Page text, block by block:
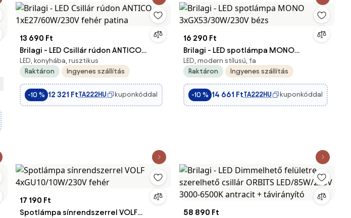
13 690 Ft
Brilagi - LED Csillár rúdon ANTICO
1xE27/60W/230V fehér patina
LED, konyhába, rusztikus
Raktáron
Ingyenes szállítás
-10 % 12 321 FtTA222HU kuponkóddal
16 290 Ft
Brilagi - LED spotlámpa MONO
3xGX53/30W/230V bézs
LED, modern stílusú, fa
Raktáron
Ingyenes szállítás
-10 % 14 661 FtTA222HU kuponkóddal
17 190 Ft
Spotlámpa sínrendszerrel VOLF
58 890 Ft